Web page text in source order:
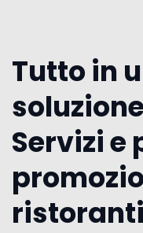
Tutto in
Servizi e